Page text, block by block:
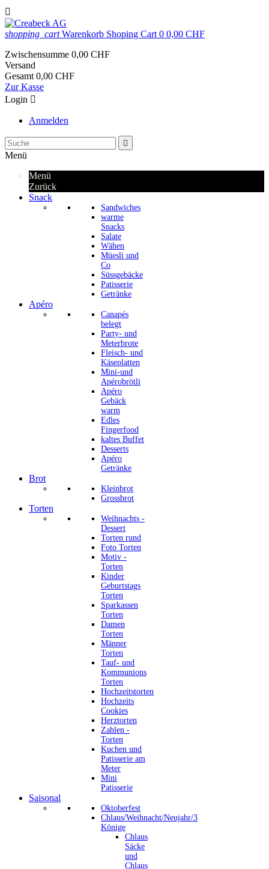

shopping_cart Warenkorb Shoping Cart 0 0,00 CHF
Zwischensumme 0,00 CHF
Versand
Gesamt 0,00 CHF
Zur Kasse
Login 
Anmelden

Menü
Menü
Zurück
Snack
Sandwiches
warme
Snacks
Salate
Wähen
Müesli und
Co
Süssgebäcke
Patisserie
Getränke
Apéro
Canapés
belegt
Party- und
Meterbrote
Fleisch- und
Käseplatten
Mini-und
Apérobrötli
Apéro
Gebäck
warm
Edles
Fingerfood
kaltes Buffet
Desserts
Apéro
Getränke
Brot
Kleinbrot
Grossbrot
Torten
Weihnachts -
Dessert
Torten rund
Foto Torten
Motiv -
Torten
Kinder
Geburtstags
Torten
Sparkassen
Torten
Damen
Torten
Männer
Torten
Tauf- und
Kommunions
Torten
Hochzeitstorten
Hochzeits
Cookies
Herztorten
Zahlen -
Torten
Kuchen und
Patisserie am
Meter
Mini
Patisserie
Saisonal
Oktoberfest
Chlaus/Weihnacht/Neujahr/3
Könige
Chlaus
Säcke
und
Chlaus